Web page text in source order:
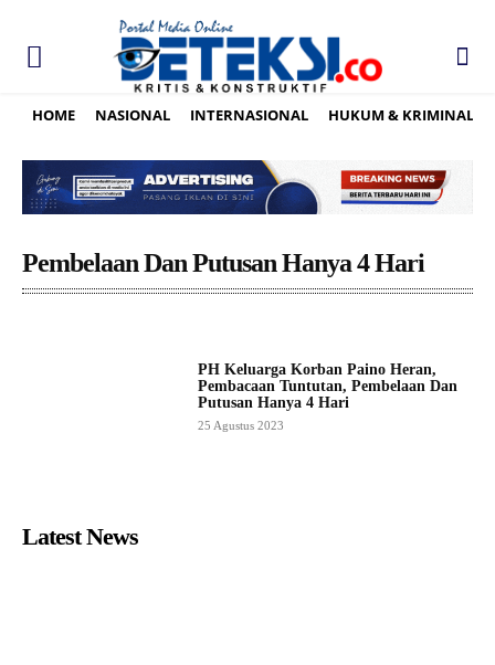
HOME NASIONAL INTERNASIONAL HUKUM & KRIMINAL
Pembelaan Dan Putusan Hanya 4 Hari
PH Keluarga Korban Paino Heran,
Pembacaan Tuntutan, Pembelaan Dan
Putusan Hanya 4 Hari
25 Agustus 2023
Latest News